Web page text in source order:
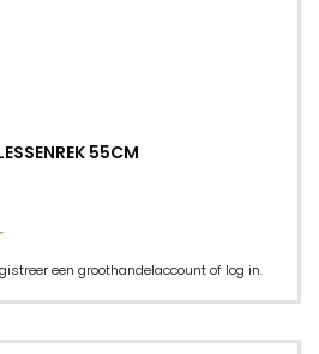
55CM
een groothandelaccount of log in.